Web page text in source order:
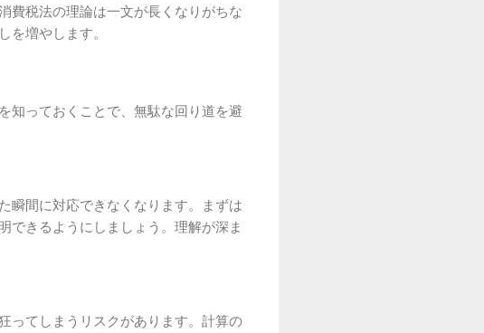
費税法の理論は一文が長くなりがちな
を増やします。
知っておくことで、無駄な回り道を避
瞬間に対応できなくなります。まずは
できるようにしましょう。理解が深ま
ってしまうリスクがあります。計算の